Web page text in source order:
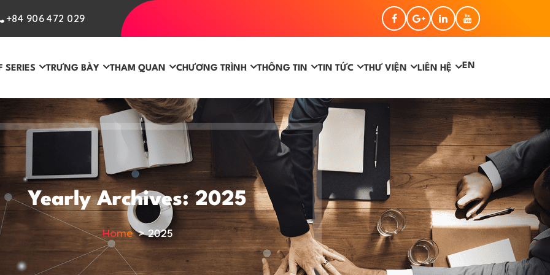
+84 906 472 029
SERIES TRƯNG BÀY THAM QUAN CHƯƠNG TRÌNH THÔNG TIN TIN TỨC THƯ VIỆN LIÊN HỆ EN
Yearly Archives: 2025
Home>2025